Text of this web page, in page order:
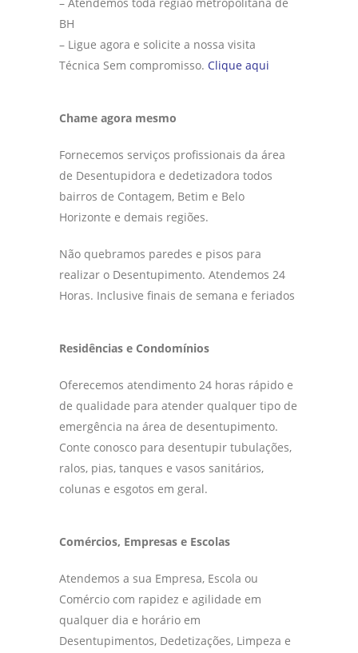
BH
– Ligue agora e solicite a nossa visita
Técnica Sem compromisso. Clique aqui
Chame agora mesmo
Fornecemos serviços profissionais da área
de Desentupidora e dedetizadora todos
bairros de Contagem, Betim e Belo
Horizonte e demais regiões.
Não quebramos paredes e pisos para
realizar o Desentupimento. Atendemos 24
Horas. Inclusive finais de semana e feriados
Residências e Condomínios
Oferecemos atendimento 24 horas rápido e
de qualidade para atender qualquer tipo de
emergência na área de desentupimento.
Conte conosco para desentupir tubulações,
ralos, pias, tanques e vasos sanitários,
colunas e esgotos em geral.
Comércios, Empresas e Escolas
Atendemos a sua Empresa, Escola ou
Comércio com rapidez e agilidade em
qualquer dia e horário em
Desentupimentos, Dedetizações, Limpeza e